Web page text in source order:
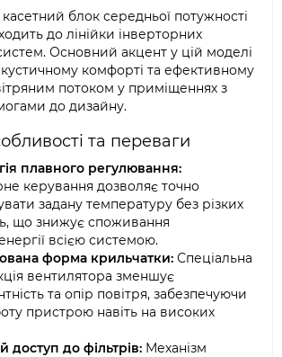
блок середньої потужності
до лінійки інверторних
Основний акцент у цій моделі
комфорті та ефективному
потоком у приміщеннях з
до дизайну.
та переваги
плавного регулювання:
керування дозволяє точно
задану температуру без різких
що знижує споживання
всією системою.
форма крильчатки: Спеціальна
вентилятора зменшує
та опір повітря, забезпечуючи
пристрою навіть на високих
до фільтрів: Механізм